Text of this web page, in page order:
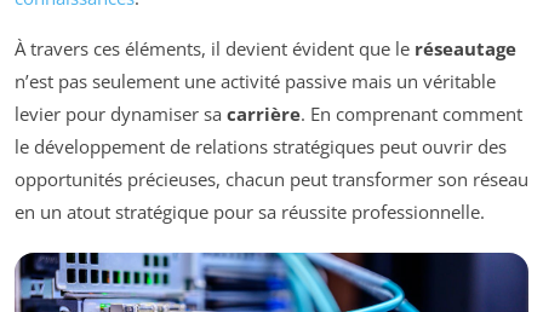
À travers ces éléments, il devient évident que le réseautage
n’est pas seulement une activité passive mais un véritable
levier pour dynamiser sa carrière. En comprenant comment
le développement de relations stratégiques peut ouvrir des
opportunités précieuses, chacun peut transformer son réseau
en un atout stratégique pour sa réussite professionnelle.